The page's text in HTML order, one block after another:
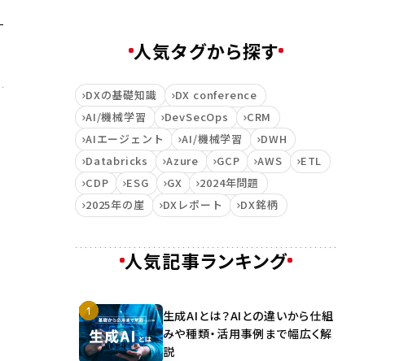
人気タグから探す
DXの基礎知識
DX conference
AI/機械学習
DevSecOps
CRM
AIエージェント
AI/機械学習
DWH
Databricks
Azure GCP AWS
ETL
CDP
ESG GX
2024年問題
2025年の崖
DXレポート DX銘柄
人気記事ランキング
生成AIとは？AIとの違いから仕組
みや種類・活用事例まで幅広く解
説